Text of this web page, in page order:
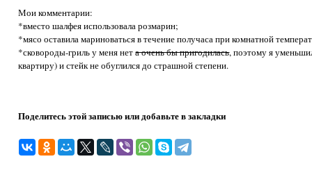
Мои комментарии:
*вместо шалфея использовала розмарин;
*мясо оставила мариноваться в течение получаса при комнатной
*сковороды-гриль у меня нета очень бы пригодилась, поэтому я
квартиру) и стейк не обуглился до страшной степени.
Поделитесь этой записью или добавьте в закладки